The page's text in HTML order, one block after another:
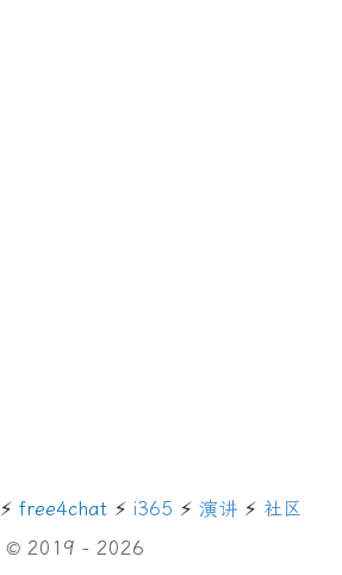
⚡️ free4chat ⚡️ i365 ⚡️ 演讲 ⚡️ 社区
© 2019 - 2026